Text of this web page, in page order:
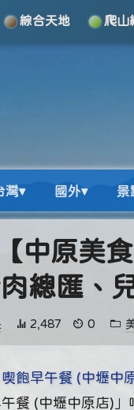
綜合天地 爬山
灣▾ 國外▾ 景
中原美
總匯、
2,487 0
喫飽早午餐 (中壢中
餐 (中壢中原店)